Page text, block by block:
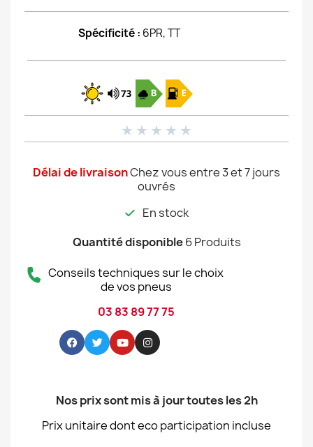
Spécificité : 6PR, TT
★ ★ ★ ★ ★
Délai de livraisonChez vous entre 3 et 7 jours
ouvrés
En stock
Quantité disponible 6 Produits
Conseils techniques sur le choix
de vos pneus
03 83 89 77 75
Nos prix sont mis à jour toutes les 2h
Prix unitaire dont eco participation incluse